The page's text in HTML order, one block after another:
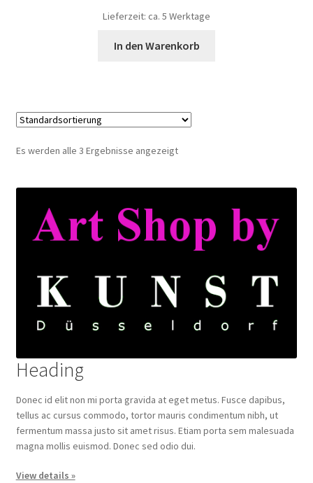
Lieferzeit: ca. 5 Werktage
In den Warenkorb
Es werden alle 3 Ergebnisse angezeigt
Heading
Donec id elit non mi porta gravida at eget metus. Fusce dapibus,
tellus ac cursus commodo, tortor mauris condimentum nibh, ut
fermentum massa justo sit amet risus. Etiam porta sem malesuada
magna mollis euismod. Donec sed odio dui.
View details »